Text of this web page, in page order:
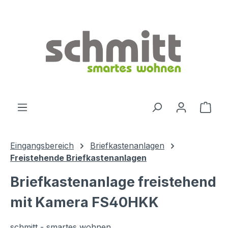
Eingangsbereich
Briefkastenanlagen
Freistehende Briefkastenanlagen
Briefkastenanlage freistehend
mit Kamera FS40HKK